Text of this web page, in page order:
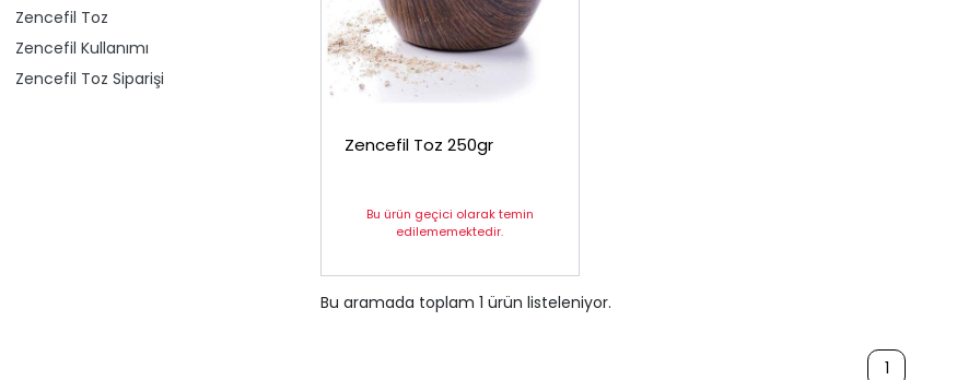
Zencefil Toz
Zencefil Kullanımı
Zencefil Toz Siparişi
Zencefil Toz 250gr
Bu ürün geçici olarak temin
edilememektedir.
Bu aramada toplam 1 ürün listeleniyor.
1